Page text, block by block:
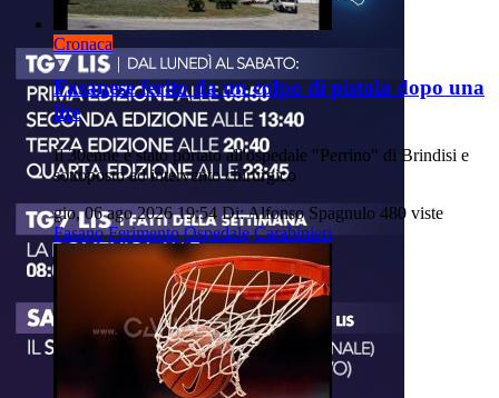
Cronaca
Fasanese ferito da un colpo di pistola dopo una
lite
Il 30enne è stato portato all'ospedale "Perrino" di Brindisi e
sottoposto ad intervento chirurgico
gio, 06 ago 2026 19:54 Di: Alfonso Spagnulo 480 viste
Fasano Ferimento Ospedale Carabinieri